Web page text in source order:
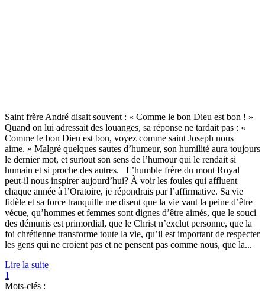
Saint frère André disait souvent : « Comme le bon Dieu est bon ! »
Quand on lui adressait des louanges, sa réponse ne tardait pas : «
Comme le bon Dieu est bon, voyez comme saint Joseph nous
aime. » Malgré quelques sautes d’humeur, son humilité aura toujours
le dernier mot, et surtout son sens de l’humour qui le rendait si
humain et si proche des autres. L’humble frère du mont Royal
peut-il nous inspirer aujourd’hui? À voir les foules qui affluent
chaque année à l’Oratoire, je répondrais par l’affirmative. Sa vie
fidèle et sa force tranquille me disent que la vie vaut la peine d’être
vécue, qu’hommes et femmes sont dignes d’être aimés, que le souci
des démunis est primordial, que le Christ n’exclut personne, que la
foi chrétienne transforme toute la vie, qu’il est important de respecter
les gens qui ne croient pas et ne pensent pas comme nous, que la...
Lire la suite
1
Mots-clés :